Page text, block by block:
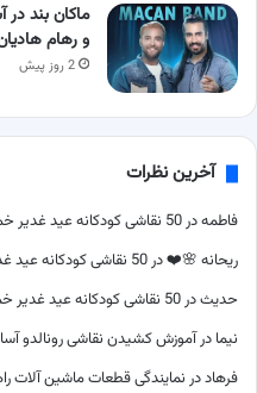
ماکان بند در
و رهام
2 روز پیش
آخرین نظرات
فاطمهدر50 نقاشی کودکانه عید غدیر خم سخت و آسان و برای رنگ آمیزی
ریحانه 🌸❤️در50 نقاشی کودکانه عید غدیر خم سخت و آسان و برای رنگ آمیزی
حدیثدر50 نقاشی کودکانه عید غدیر خم سخت و آسان و برای رنگ آمیزی
نیما درآموزش کشیدن نقاشی رونالدو
فرهاددر نمایندگی قطعات ماشین آلات